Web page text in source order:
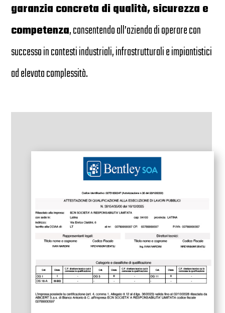
garanzia concreta di qualità, sicurezza e
competenza, consentendo all’azienda di operare con
successo in contesti industriali, infrastrutturali e impiantistici
ad elevata complessità.